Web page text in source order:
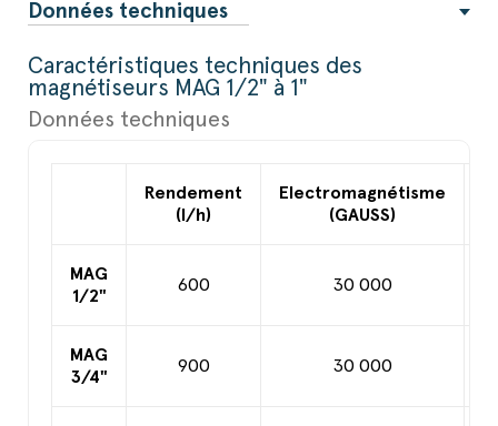
Données techniques
Caractéristiques techniques des
magnétiseurs MAG 1/2" à 1"
Données techniques
Rendement
(l/h)
Electromagnétisme
(GAUSS)
MAG
1/2"
600 30 000
MAG
3/4"
900 30 000